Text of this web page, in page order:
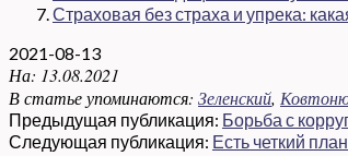
Страховая без страха и упрека:
2021-08-13
На: 13.08.2021
В статье упоминаются: Зеленский,
Предыдущая публикация: Борьба с
Следующая публикация: Есть четкий